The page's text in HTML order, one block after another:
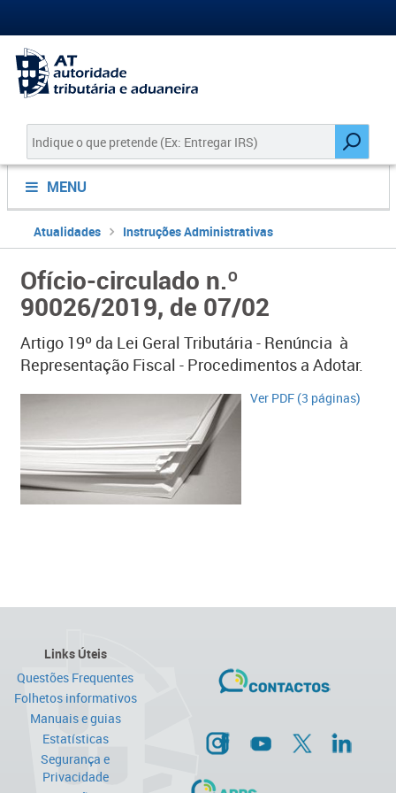
MENU
Atualidades Instruções Administrativas
Ofício-circulado n.º
90026/2019, de 07/02
Artigo 19º da Lei Geral Tributária - Renúncia à
Representação Fiscal - Procedimentos a Adotar.
​Ver PDF (3 páginas)
Links Úteis
Questões Frequentes
Folhetos informativos
Manuais e guias
Estatísticas
Segurança e
Privacidade